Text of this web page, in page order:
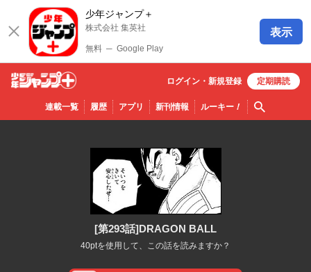
少年ジャンプ＋
株式会社 集英社
無料 ─ Google Play
表示
少年ジ
ャンプ
連載一覧 履歴 アプリ 新刊情報 ルーキー！ 検索
ログイン・ 新規登録 定期購読
[第293話]DRAGON BALL
40ptを使用して、この話を読みますか？